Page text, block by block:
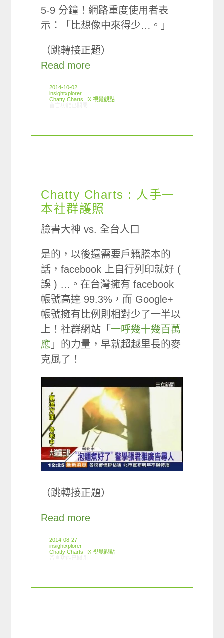
5-9 分鐘！網路重度使用者表
示：「比想像中來得少…。」
（跳轉接正題）
Read more
2014-10-02
insightxplorer
Chatty Charts
IX 視覺觀點
Chatty Charts : 人手一
本社群護照
臉書大神 vs. 全台人口
是的，以後還需要戶籍謄本的
話，facebook 上自行列印就好 (
誤 ) …。在台灣擁有 facebook
帳號高達 99.3%，而 Google+
帳號擁有比例則相對少了一半以
上！社群網站「一呼幾十幾百萬
應 」的力量，早就超越里長的麥
克風了！
（跳轉接正題）
Read more
2014-08-27
insightxplorer
Chatty Charts
IX 視覺觀點